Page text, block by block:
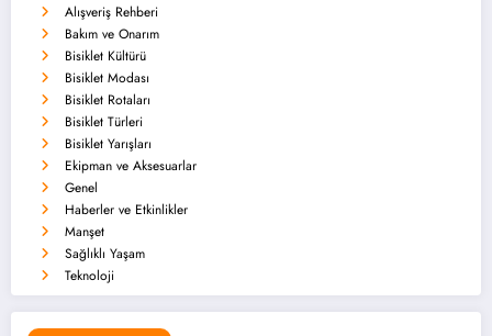
Alışveriş Rehberi
Bakım ve Onarım
Bisiklet Kültürü
Bisiklet Modası
Bisiklet Rotaları
Bisiklet Türleri
Bisiklet Yarışları
Ekipman ve Aksesuarlar
Genel
Haberler ve Etkinlikler
Manşet
Sağlıklı Yaşam
Teknoloji